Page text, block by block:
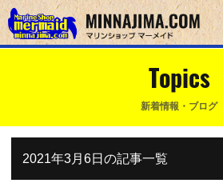
Topics
新着情報・ブログ
2021年3月6日の記事一覧